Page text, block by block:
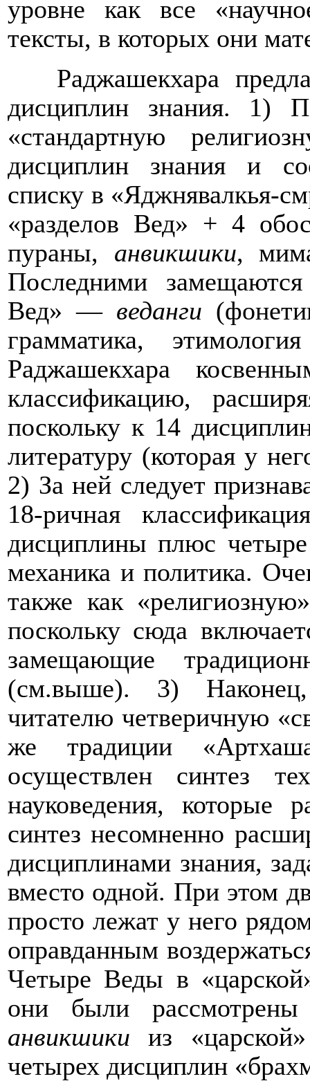
уровне как все
тексты, в которых они
Раджашекхара
дисциплин знания. 1)
«стандартную
дисциплин знания и
списку в «Яджнявалкья-
«разделов Вед» + 4
пураны, анвикшики,
Последними
Вед» —веданги
грамматика,
Раджашекхара
классификацию,
поскольку к 14
литературу (которая у
2) За ней следует
18-ричная
дисциплины плюс
механика и политика.
также как
поскольку сюда
замещающие
(см.выше). 3) Наконец,
читателю четверичную
же традиции
осуществлен синтез
науковедения, которые
синтез несомненно
дисциплинами знания,
вместо одной. При этом
просто лежат у него
оправданным
Четыре Веды в
они были
анвикшикииз
четырех дисциплин